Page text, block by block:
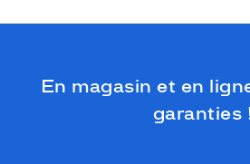
En magasin et en
garanties